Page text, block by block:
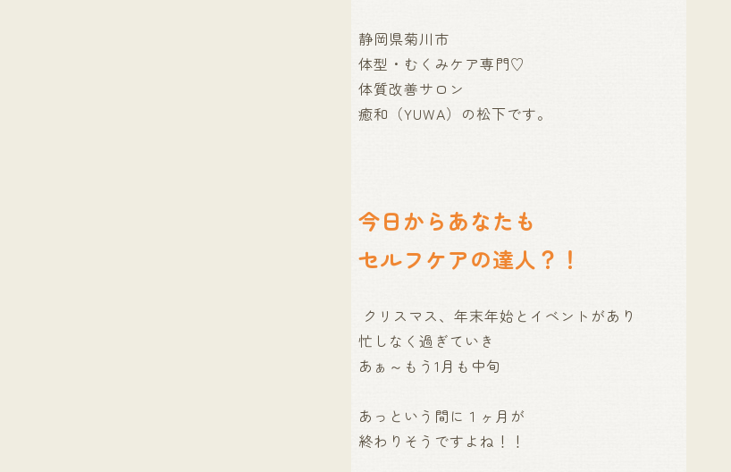
静岡県菊川市
体型・むくみケア専門♡
体質改善サロン
癒和（YUWA）の松下です。
今日からあなたも
セルフケアの達人？！
クリスマス、年末年始とイベントがあり
忙しなく過ぎていき
あぁ～もう1月も中旬
あっという間に１ヶ月が
終わりそうですよね！！